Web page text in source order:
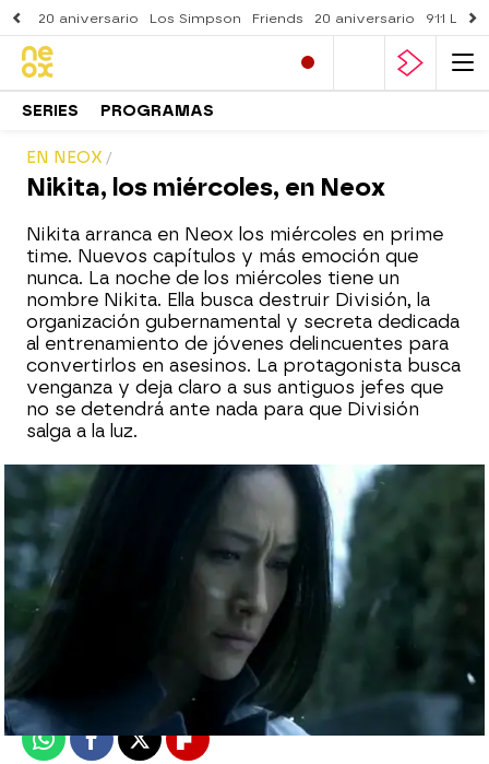
20 aniversario Los Simpson Friends 20 aniversario 911
SERIES PROGRAMAS
EN NEOX
Nikita, los miércoles, en Neox
Nikita arranca en Neox los miércoles en prime
time. Nuevos capítulos y más emoción que
nunca. La noche de los miércoles tiene un
nombre Nikita. Ella busca destruir División, la
organización gubernamental y secreta dedicada
al entrenamiento de jóvenes delincuentes para
convertirlos en asesinos. La protagonista busca
venganza y deja claro a sus antiguos jefes que
no se detendrá ante nada para que División
salga a la luz.
neox
19 de noviembre de 2013, 18:40
WhatsappFacebook
X Flipboard